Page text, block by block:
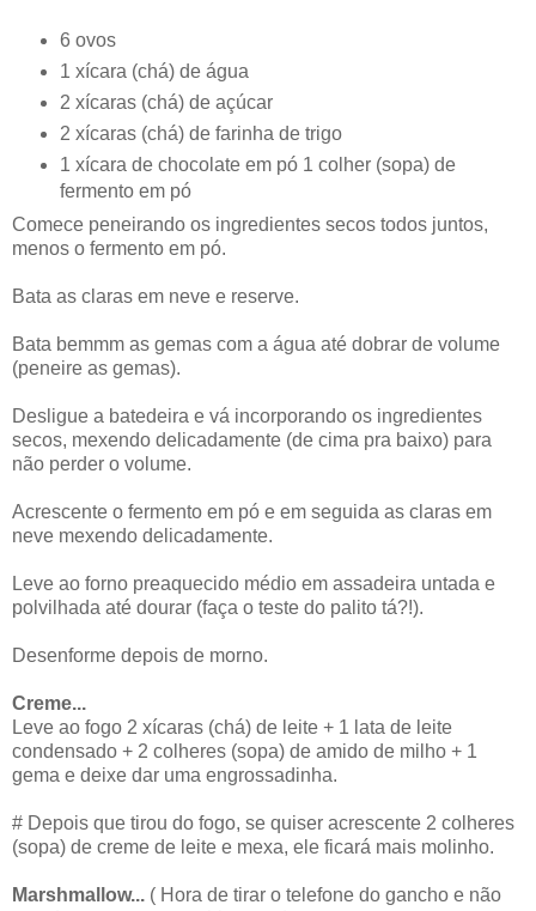
6 ovos
1 xícara (chá) de água
2 xícaras (chá) de açúcar
2 xícaras (chá) de farinha de trigo
1 xícara de chocolate em pó 1 colher (sopa) de
fermento em pó
Comece peneirando os ingredientes secos todos juntos,
menos o fermento em pó.
Bata as claras em neve e reserve.
Bata bemmm as gemas com a água até dobrar de volume
(peneire as gemas).
Desligue a batedeira e vá incorporando os ingredientes
secos, mexendo delicadamente (de cima pra baixo) para
não perder o volume.
Acrescente o fermento em pó e em seguida as claras em
neve mexendo delicadamente.
Leve ao forno preaquecido médio em assadeira untada e
polvilhada até dourar (faça o teste do palito tá?!).
Desenforme depois de morno.
Creme...
Leve ao fogo 2 xícaras (chá) de leite + 1 lata de leite
condensado + 2 colheres (sopa) de amido de milho + 1
gema e deixe dar uma engrossadinha.
# Depois que tirou do fogo, se quiser acrescente 2 colheres
(sopa) de creme de leite e mexa, ele ficará mais molinho.
Marshmallow... ( Hora de tirar o telefone do gancho e não